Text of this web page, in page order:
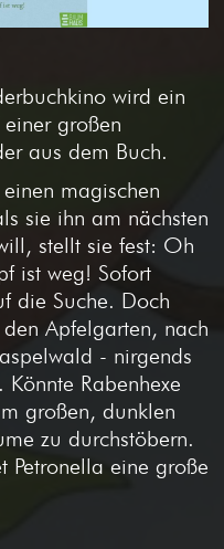
wird ein
großen
aus dem Buch.
magischen
sie ihn am nächsten
stellt sie fest: Oh
ist weg! Sofort
die Suche. Doch
Apfelgarten, nach
- nirgends
Rabenhexe
großen, dunklen
zu durchstöbern.
Petronella eine große